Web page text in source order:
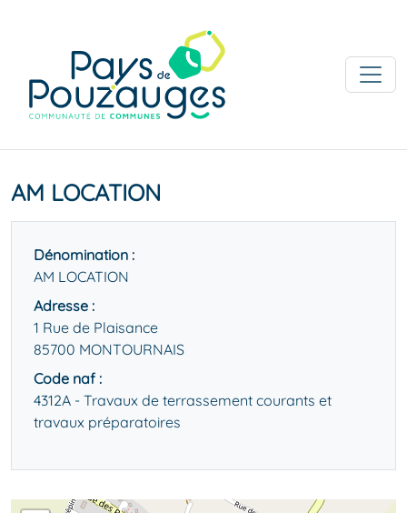
AM LOCATION
Dénomination :
AM LOCATION
Adresse :
1 Rue de Plaisance
85700 MONTOURNAIS
Code naf :
4312A - Travaux de terrassement courants et
travaux préparatoires